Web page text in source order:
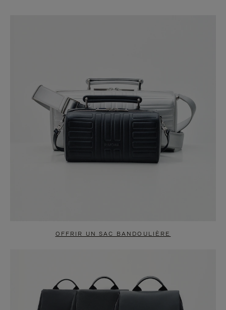
OFFRIR UN SAC BANDOULIÈRE